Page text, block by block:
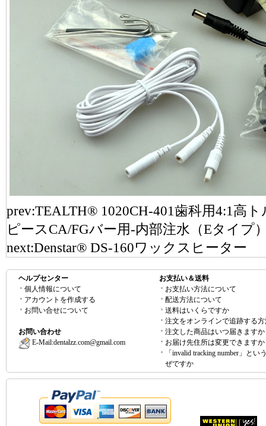
prev:TEALTH® 1020CH-401歯科用4:1高
ピースCA/FGバー用-内部注水（Eタイプ
next:Denstar® DS-160ワックスヒーター
ヘルプセンター
個人情報について
アカウントを作成する
お問い合せについて
お問い合わせ
E-Mail:dentalzz.com@gmail.com
お支払い＆送料
お支払い方法について
配送方法について
送料はいくらですか
注文をオンラインで追跡する
注文した商品はいつ届きますか
お届け先住所は変更できますか
「invalid tracking number」とい
ぜですか